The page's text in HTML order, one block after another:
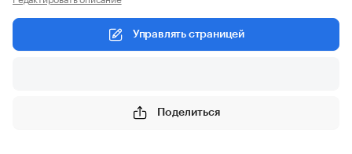
Управлять страницей
Поделиться